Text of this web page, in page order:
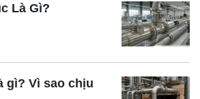
Là Gì?
gì? Vì sao chịu